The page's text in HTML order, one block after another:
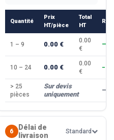
Quantité
Prix
HT/pièce
Total
HT
1 – 9 0.00 €
0.00
€
—
10 – 24 0.00 €
0.00
€
> 25
pièces
Sur devis
uniquement
—
6
Délai de
livraison
Standard